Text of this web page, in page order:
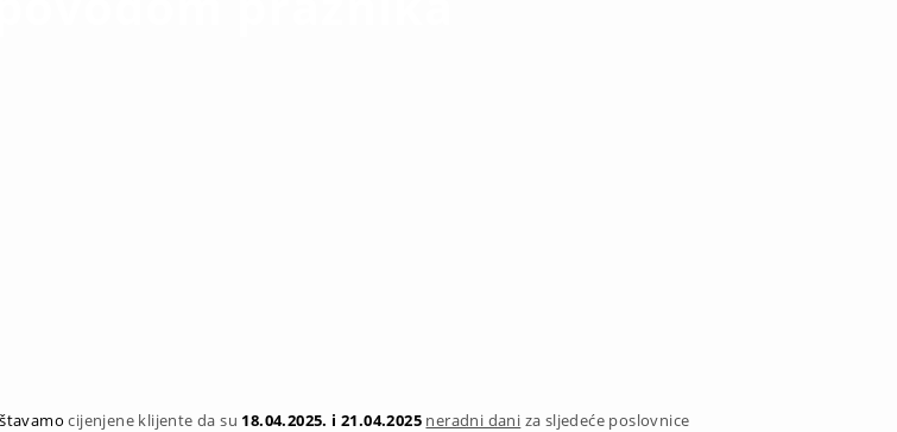
cijenjene klijente da su 18.04.2025. i 21.04.2025 neradni dani za sljedeće poslovnice